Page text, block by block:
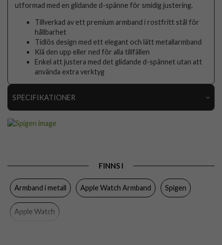
utformad med en glidande d-spänne för smidig justering.
Tillverkad av ett premium armband i rostfritt stål för
hållbarhet
Tidlös design med ett elegant och lätt metallarmband
Klä den upp eller ned för alla tillfällen
Enkel att justera med det glidande d-spännet utan att
använda extra verktyg
SPECIFIKATIONER
Färg Silver
Material Rostfritt stål
Varumärke
FINNS I
Armband i metall Apple Watch Armband Spigen
Apple Watch